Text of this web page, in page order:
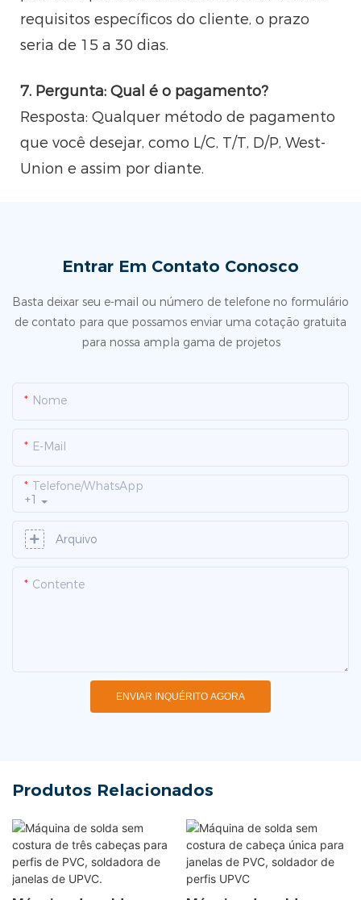
requisitos específicos do cliente, o prazo
seria de 15 a 30 dias.
7. Pergunta: Qual é o pagamento?
Resposta: Qualquer método de pagamento
que você desejar, como L/C, T/T, D/P, West-
Union e assim por diante.
Entrar Em Contato Conosco
Basta deixar seu e-mail ou número de telefone no formulário
de contato para que possamos enviar uma cotação gratuita
para nossa ampla gama de projetos
Nome
E-Mail
+1
Telefone/WhatsApp
Arquivo
Contente
ENVIAR INQUÉRITO AGORA
Produtos Relacionados